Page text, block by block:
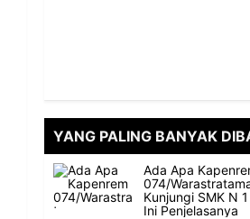
YANG PALING BANYAK
Ada Apa
074/
Kunjungi SMK N
Ini Penjelasanya